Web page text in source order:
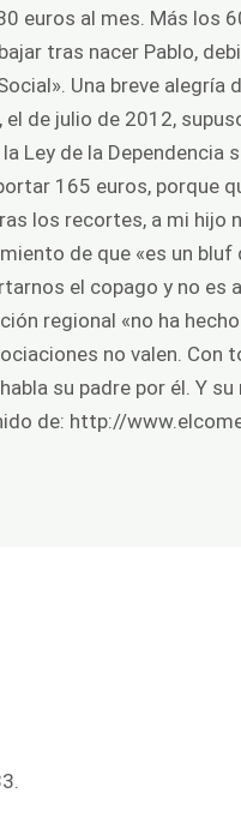
euros al mes. Más los
tras nacer Pablo,
Una breve alegría
de julio de 2012,
la Ley de la
165 euros, porque
los recortes, a mi hijo
de que «es un
el copago y no es
regional «no ha
no valen. Con
su padre por él. Y su
de: http://